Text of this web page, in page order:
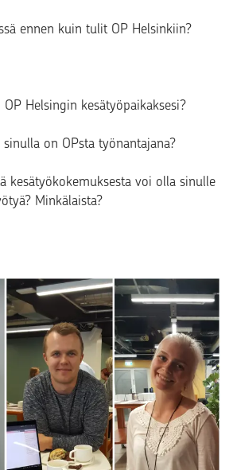
ennen kuin tulit OP Helsinkiin?
Helsingin kesätyöpaikaksesi?
on OPsta työnantajana?
kesätyökokemuksesta voi olla sinulle
Minkälaista?